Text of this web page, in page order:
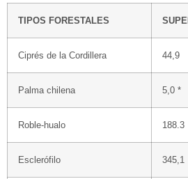
TIPOS FORESTALES
Ciprés de la Cordillera 44,9
Palma chilena 5,0 *
Roble-hualo 188.3
Esclerófilo 345,1